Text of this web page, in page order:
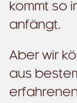
kommt so
anfängt.
Aber wir
aus